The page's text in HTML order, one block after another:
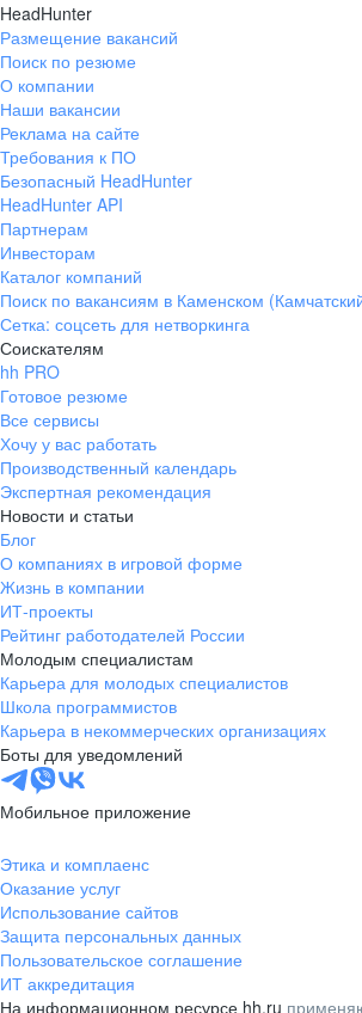
HeadHunter
Размещение вакансий
Поиск по резюме
О компании
Наши вакансии
Реклама на сайте
Требования к ПО
Безопасный HeadHunter
HeadHunter API
Партнерам
Инвесторам
Каталог компаний
Поиск по вакансиям в Каменском
Сетка: соцсеть для нетворкинга
Соискателям
hh PRO
Готовое резюме
Все сервисы
Хочу у вас работать
Производственный календарь
Экспертная рекомендация
Новости и статьи
Блог
О компаниях в игровой форме
Жизнь в компании
ИТ-проекты
Рейтинг работодателей России
Молодым специалистам
Карьера для молодых специалистов
Школа программистов
Карьера в некоммерческих организациях
Боты для уведомлений
Мобильное приложение
Этика и комплаенс
Оказание услуг
Использование сайтов
Защита персональных данных
Пользовательское соглашение
ИТ аккредитация
На информационном ресурсе hh.ru